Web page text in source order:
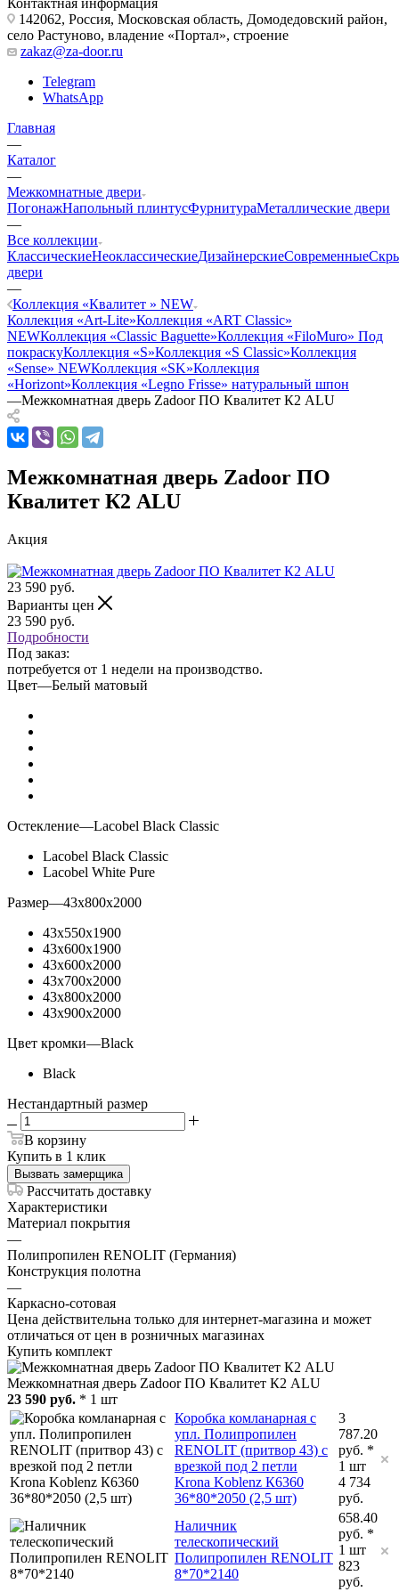
Контактная информация
142062, Россия, Московская область, Домодедовский район,
село Растуново, владение «Портал», строение
zakaz@za-door.ru
Telegram
WhatsApp
Главная
—
Каталог
—
Межкомнатные двери
ПогонажНапольный плинтусФурнитураМеталлические двери
—
Все коллекции
КлассическиеНеоклассическиеДизайнерскиеСовременные
двери
—
Коллекция «Квалитет » NEW
Коллекция «Art-Lite»Коллекция «ART Classic»
NEWКоллекция «Classic Baguette»Коллекция «FiloMuro» Под
покраскуКоллекция «S»Коллекция «S Classic»Коллекция
«Sense» NEWКоллекция «SK»Коллекция
«Horizont»Коллекция «Legno Frisse» натуральный шпон
—Межкомнатная дверь Zadoor ПО Квалитет К2 ALU
Межкомнатная дверь Zadoor ПО
Квалитет К2 ALU
Акция
23 590 руб.
Варианты цен
23 590 руб.
Подробности
Под заказ:
потребуется от 1 недели на производство.
Цвет—Белый матовый
Остекление—Lacobel Black Classic
Lacobel Black Classic
Lacobel White Pure
Размер—43х800х2000
43х550х1900
43х600х1900
43х600х2000
43х700х2000
43х800х2000
43х900х2000
Цвет кромки—Black
Black
Нестандартный размер
В корзину
Купить в 1 клик
Вызвать замерщика
Рассчитать доставку
Характеристики
Материал покрытия
—
Полипропилен RENOLIT (Германия)
Конструкция полотна
—
Каркасно-сотовая
Цена действительна только для интернет-магазина и может
отличаться от цен в розничных магазинах
Купить комплект
Межкомнатная дверь Zadoor ПО Квалитет К2 ALU
23 590 руб. * 1 шт
Коробка комланарная с
упл. Полипропилен
RENOLIT (притвор 43) с
врезкой под 2 петли
Krona Koblenz К6360
36*80*2050 (2,5 шт)
3
787.20
руб. *
1 шт
4 734
руб.
Наличник
телескопический
Полипропилен RENOLIT
8*70*2140
658.40
руб. *
1 шт
823
руб.